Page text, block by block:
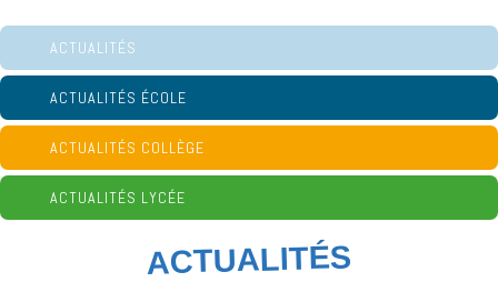
ACTUALITÉS
ACTUALITÉS ÉCOLE
ACTUALITÉS COLLÈGE
ACTUALITÉS LYCÉE
ACTUALITÉS